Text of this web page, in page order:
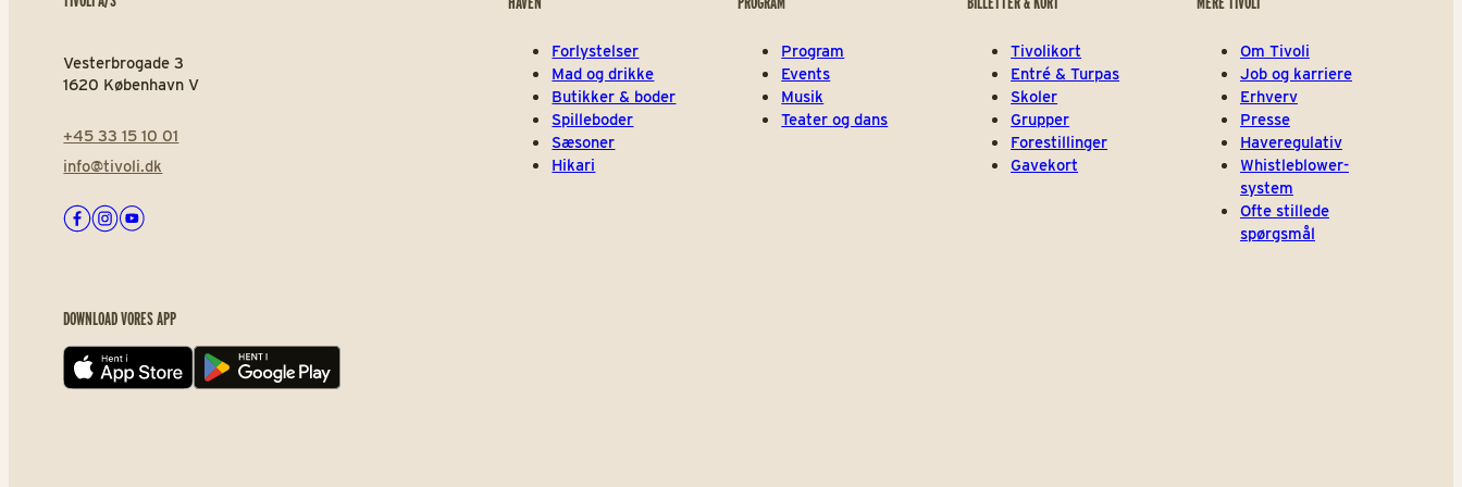
Vesterbrogade 3
1620 København V
+45 33 15 10 01
info@tivoli.dk
Facebook
Instagram
Youtube
DOWNLOAD VORES APP
App store Play store
Forlystelser
Mad og drikke
Butikker & boder
Spilleboder
Sæsoner
Hikari
Program
Events
Musik
Teater og dans
Tivolikort
Entré & Turpas
Skoler
Grupper
Forestillinger
Gavekort
Om Tivoli
Job og karriere
Erhverv
Presse
Haveregulativ
Whistleblower-
system
Ofte stillede
spørgsmål